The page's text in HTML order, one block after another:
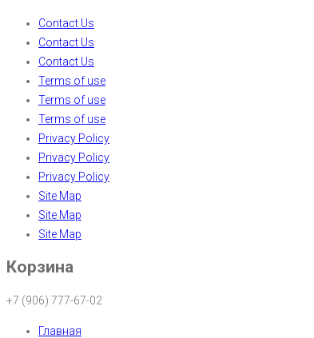
Contact Us
Contact Us
Contact Us
Terms of use
Terms of use
Terms of use
Privacy Policy
Privacy Policy
Privacy Policy
Site Map
Site Map
Site Map
Корзина
+7 (906) 777-67-02
Главная